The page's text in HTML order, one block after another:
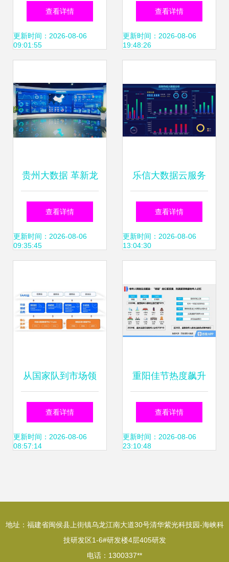
数据与智能监控引
领生产管理变革
查看详情
更新时间：2026-08-06
09:01:55
据大会 泰一数据斩
获“最具创新大数据
查看详情
更新时间：2026-08-06
19:48:26
贵州大数据 革新龙
湖智慧服务，重塑
未来生活品质
查看详情
更新时间：2026-08-06
09:35:45
乐信大数据云服务
解决方案 赋能软件
开发的新范式
查看详情
更新时间：2026-08-06
13:04:30
从国家队到市场领
航者 中科闻歌获D
轮两亿元融资，引
查看详情
更新时间：2026-08-06
08:57:14
重阳佳节热度飙升
338%，银发经
济“软”实力持续升
查看详情
更新时间：2026-08-06
23:10:48
地址：福建省闽侯县上街镇乌龙江南大道30号清华紫光科技园-海峡科
技研发区1-6#研发楼4层405研发
电话：1300337**